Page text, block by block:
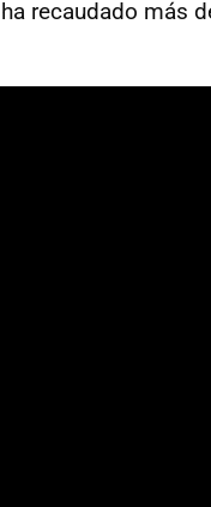
recaudado más